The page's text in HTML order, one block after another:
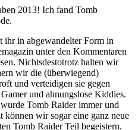
2013! Ich fand Tomb
in abgewandelter Form in
unter den Kommentaren
Nichtsdestotrotz halten wir
wir die (überwiegend)
und verteidigen sie gegen
und ahnungslose Kiddies.
Tomb Raider immer und
wir sogar eine ganz neue
Tomb Raider Teil begeistern.